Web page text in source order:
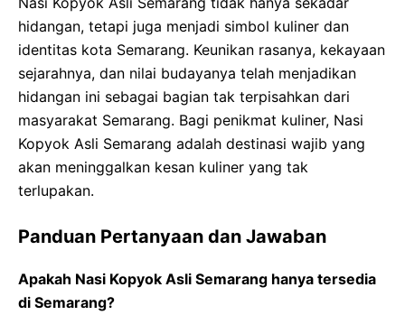
hidangan, tetapi juga menjadi simbol kuliner dan
identitas kota Semarang. Keunikan rasanya, kekayaan
sejarahnya, dan nilai budayanya telah menjadikan
hidangan ini sebagai bagian tak terpisahkan dari
masyarakat Semarang. Bagi penikmat kuliner, Nasi
Kopyok Asli Semarang adalah destinasi wajib yang
akan meninggalkan kesan kuliner yang tak
terlupakan.
Panduan Pertanyaan dan Jawaban
Apakah Nasi Kopyok Asli Semarang hanya tersedia
di Semarang?